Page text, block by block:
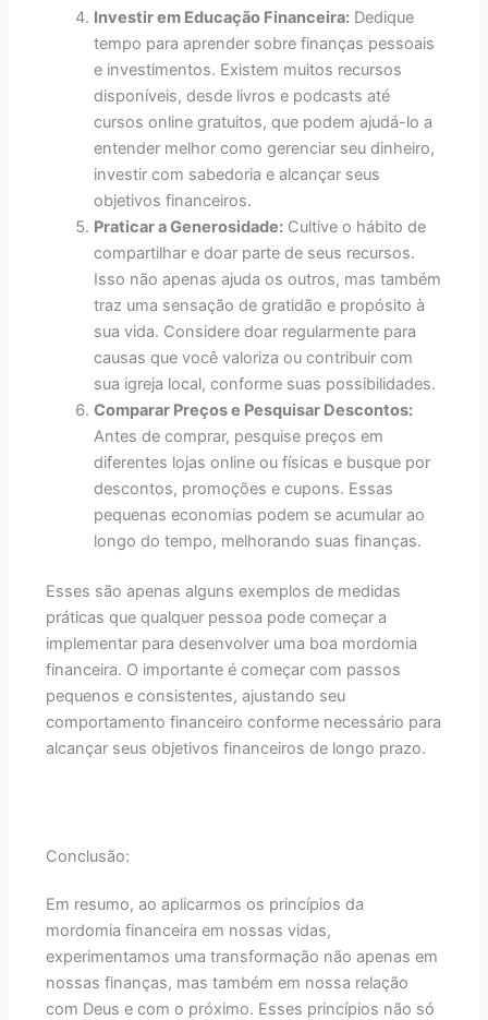
Investir em Educação Financeira: Dedique
tempo para aprender sobre finanças pessoais
e investimentos. Existem muitos recursos
disponíveis, desde livros e podcasts até
cursos online gratuitos, que podem ajudá-lo a
entender melhor como gerenciar seu dinheiro,
investir com sabedoria e alcançar seus
objetivos financeiros.
Praticar a Generosidade: Cultive o hábito de
compartilhar e doar parte de seus recursos.
Isso não apenas ajuda os outros, mas também
traz uma sensação de gratidão e propósito à
sua vida. Considere doar regularmente para
causas que você valoriza ou contribuir com
sua igreja local, conforme suas possibilidades.
Comparar Preços e Pesquisar Descontos:
Antes de comprar, pesquise preços em
diferentes lojas online ou físicas e busque por
descontos, promoções e cupons. Essas
pequenas economias podem se acumular ao
longo do tempo, melhorando suas finanças.
Esses são apenas alguns exemplos de medidas
práticas que qualquer pessoa pode começar a
implementar para desenvolver uma boa mordomia
financeira. O importante é começar com passos
pequenos e consistentes, ajustando seu
comportamento financeiro conforme necessário para
alcançar seus objetivos financeiros de longo prazo.
Conclusão:
Em resumo, ao aplicarmos os princípios da
mordomia financeira em nossas vidas,
experimentamos uma transformação não apenas em
nossas finanças, mas também em nossa relação
com Deus e com o próximo. Esses princípios não só